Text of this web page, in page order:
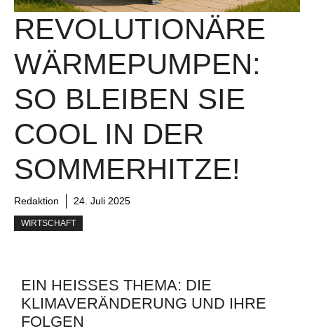
REVOLUTIONÄRE
WÄRMEPUMPEN:
SO BLEIBEN SIE
COOL IN DER
SOMMERHITZE!
Redaktion 24. Juli 2025
WIRTSCHAFT
EIN HEISSES THEMA: DIE K
LIMAVERÄNDERUNG UND IHRE F
OLGEN